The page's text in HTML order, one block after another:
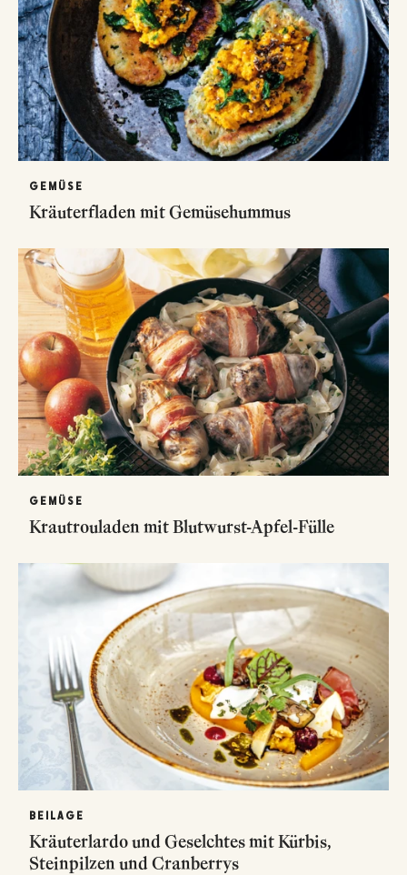
GEMÜSE
Kräuterfladen mit Gemüsehummus
GEMÜSE
Krautrouladen mit Blutwurst-Apfel-Fülle
BEILAGE
Kräuterlardo und Geselchtes mit Kürbis,
Steinpilzen und Cranberrys